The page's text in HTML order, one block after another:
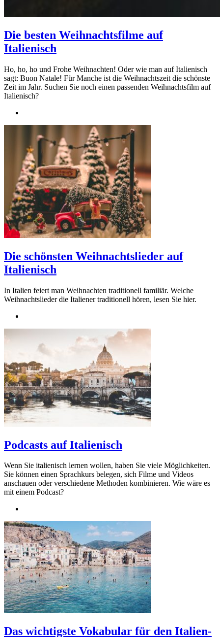
Die besten Weihnachtsfilme auf
Italienisch
Ho, ho, ho und Frohe Weihnachten! Oder wie man auf Italienisch
sagt: Buon Natale! Für Manche ist die Weihnachtszeit die schönste
Zeit im Jahr. Suchen Sie noch einen passenden Weihnachtsfilm auf
Italienisch?
Die schönsten Weihnachtslieder auf
Italienisch
In Italien feiert man Weihnachten traditionell familiär. Welche
Weihnachtslieder die Italiener traditionell hören, lesen Sie hier.
Podcasts auf Italienisch
Wenn Sie italienisch lernen wollen, haben Sie viele Möglichkeiten.
Sie können einen Sprachkurs belegen, sich Filme und Videos
anschauen oder verschiedene Methoden kombinieren. Wie wäre es
mit einem Podcast?
Das wichtigste Vokabular für den Italien-